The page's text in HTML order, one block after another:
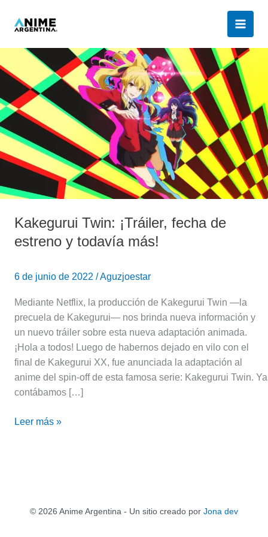
Kakegurui Twin: ¡Tráiler, fecha de
estreno y todavía más!
6 de junio de 2022 /Aguzjoestar
Mediante Netflix, la producción de Kakegurui Twin —la
precuela de Kakegurui— nos brinda nueva información y
un nuevo tráiler sobre esta nueva adaptación animada.
¡Hola a todos! Luego de habernos dejado en vilo con el
final de Kakegurui XX, fue anunciada la adaptación al
anime del spin-off de esta famosa serie: Kakegurui Twin. Ya
contábamos […]
Kakegurui
¡Tráiler,
fecha
de
estreno
y
todavía
más!
Leer más »
© 2026 Anime Argentina - Un sitio creado por Jona dev